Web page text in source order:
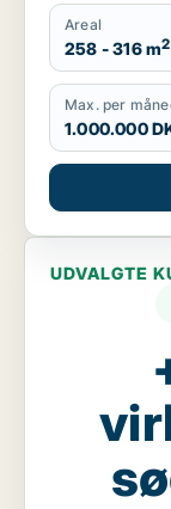
Areal
258 - 316 m2
Max. per
1.000.000
UDVALGTE